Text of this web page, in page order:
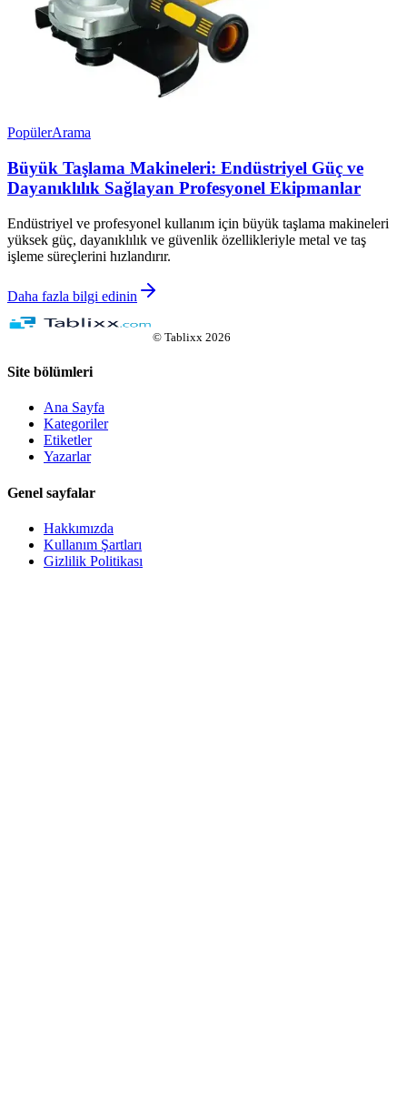
PopülerArama
Büyük Taşlama Makineleri: Endüstriyel Güç ve
Dayanıklılık Sağlayan Profesyonel Ekipmanlar
Endüstriyel ve profesyonel kullanım için büyük taşlama makineleri
yüksek güç, dayanıklılık ve güvenlik özellikleriyle metal ve taş
işleme süreçlerini hızlandırır.
Daha fazla bilgi edinin
© Tablixx 2026
Site bölümleri
Ana Sayfa
Kategoriler
Etiketler
Yazarlar
Genel sayfalar
Hakkımızda
Kullanım Şartları
Gizlilik Politikası